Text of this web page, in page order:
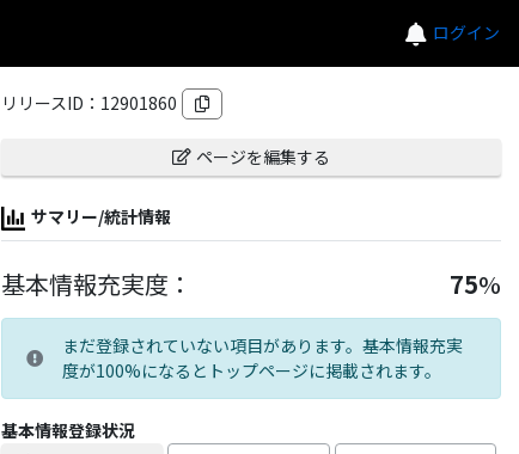
ログイン
リリースID： 12901860
ページを編集する
サマリー/統計情報
基本情報充実度： 75%
まだ登録されていない項目があります。基本情報充実
度が100%になるとトップページに掲載されます。
基本情報登録状況